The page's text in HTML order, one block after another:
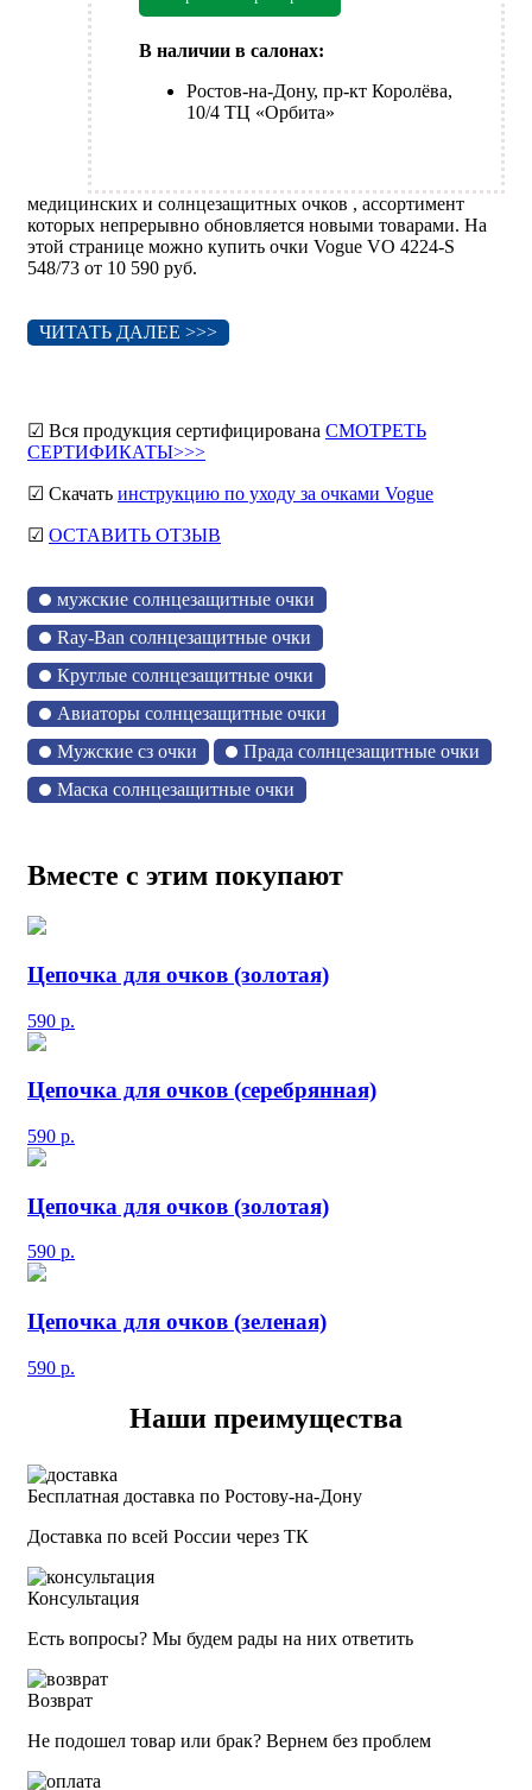
В наличии в салонах:
Ростов-на-Дону, пр-кт Королёва,
10/4 ТЦ «Орбита»
медицинских и солнцезащитных очков , ассортимент
которых непрерывно обновляется новыми товарами. На
этой странице можно купить очки Vogue VO 4224-S
548/73 от 10 590 руб.
ЧИТАТЬ ДАЛЕЕ >>>
☑ Вся продукция сертифицирована СМОТРЕТЬ
СЕРТИФИКАТЫ>>>
☑ Скачать инструкцию по уходу за очками Vogue
☑ ОСТАВИТЬ ОТЗЫВ
мужские солнцезащитные очки
Ray-Ban солнцезащитные очки
Круглые солнцезащитные очки
Авиаторы солнцезащитные очки
Мужские сз очки
Прада солнцезащитные очки
Маска солнцезащитные очки
Вместе с этим покупают
Цепочка для очков (золотая)
590 р.
Цепочка для очков (серебрянная)
590 р.
Цепочка для очков (золотая)
590 р.
Цепочка для очков (зеленая)
590 р.
Наши преимущества
Бесплатная доставка по Ростову-на-Дону
Доставка по всей России через ТК
Консультация
Есть вопросы? Мы будем рады на них ответить
Возврат
Не подошел товар или брак? Вернем без проблем